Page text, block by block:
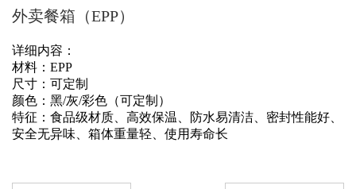
外卖餐箱（EPP）
详细内容：
材料：EPP
尺寸：可定制
颜色：黑/灰/彩色（可定制）
特征：食品级材质、高效保温、防水易清洁、密封性能好、
安全无异味、箱体重量轻、使用寿命长